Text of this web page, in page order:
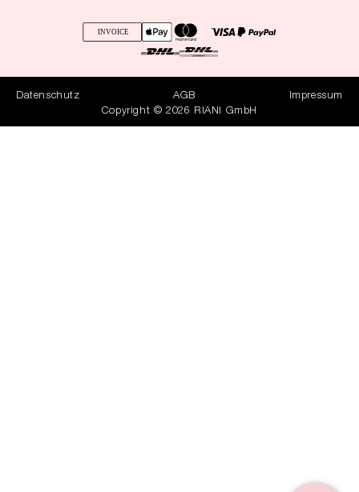
Datenschutz AGB
Impressum
Copyright © 2026 RIANI GmbH